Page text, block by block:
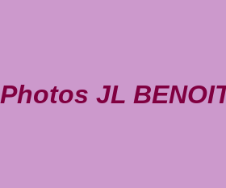
Photos JL